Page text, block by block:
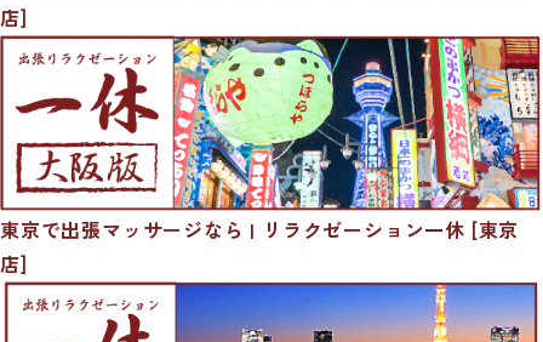
店]
東京で出張マッサージなら | リラクゼーション一休 [東京
店]